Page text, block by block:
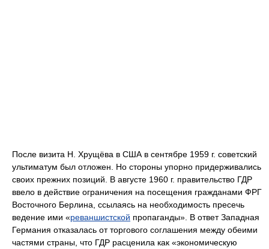
После визита Н. Хрущёва в США в сентябре 1959 г. советский
ультиматум был отложен. Но стороны упорно придерживались
своих прежних позиций. В августе 1960 г. правительство ГДР
ввело в действие ограничения на посещения гражданами ФРГ
Восточного Берлина, ссылаясь на необходимость пресечь
ведение ими «реваншистской пропаганды». В ответ Западная
Германия отказалась от торгового соглашения между обеими
частями страны, что ГДР расценила как «экономическую